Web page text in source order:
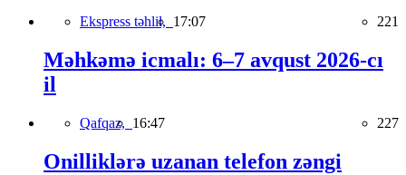
Ekspress təhlil, 17:07 221
Məhkəmə icmalı: 6–7 avqust 2026-cı
il
Qafqaz, 16:47 227
Onilliklərə uzanan telefon zəngi